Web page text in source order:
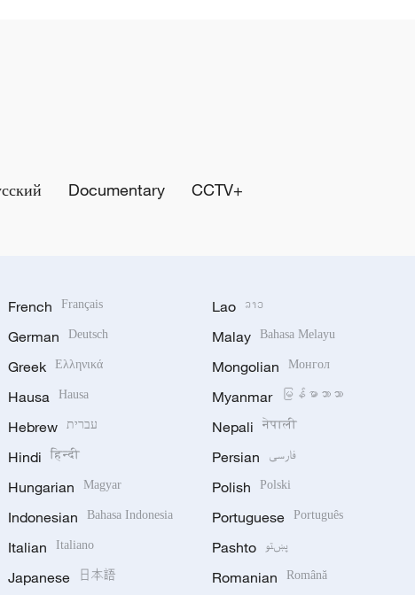
Documentary CCTV+
French Français
German Deutsch
Greek Ελληνικά
Hausa Hausa
Hebrew עברית
Hindi हिन्दी
Hungarian Magyar
Indonesian Bahasa Indonesia
Italian Italiano
Japanese 日本語
Lao ລາວ
Malay Bahasa Melayu
Mongolian Монгол
Myanmar မြန်မာဘာသာ
Nepali नेपाली
Persian فارسی
Polish Polski
Portuguese Português
Pashto پښتو
Romanian Română